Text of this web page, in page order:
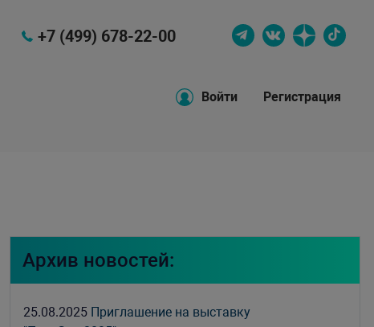
+7 (499) 678-22-00
Войти Регистрация
Архив новостей:
25.08.2025 Приглашение на выставку